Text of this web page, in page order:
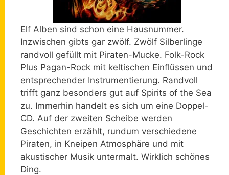
Elf Alben sind schon eine Hausnummer.
Inzwischen gibts gar zwölf. Zwölf Silberlinge
randvoll gefüllt mit Piraten-Mucke. Folk-Rock
Plus Pagan-Rock mit keltischen Einflüssen und
entsprechender Instrumentierung. Randvoll
trifft ganz besonders gut auf Spirits of the Sea
zu. Immerhin handelt es sich um eine Doppel-
CD. Auf der zweiten Scheibe werden
Geschichten erzählt, rundum verschiedene
Piraten, in Kneipen Atmosphäre und mit
akustischer Musik untermalt. Wirklich schönes
Ding.